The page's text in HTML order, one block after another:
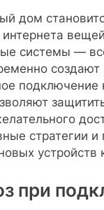
дом
системы —
создают
подключение
стратегии и
при